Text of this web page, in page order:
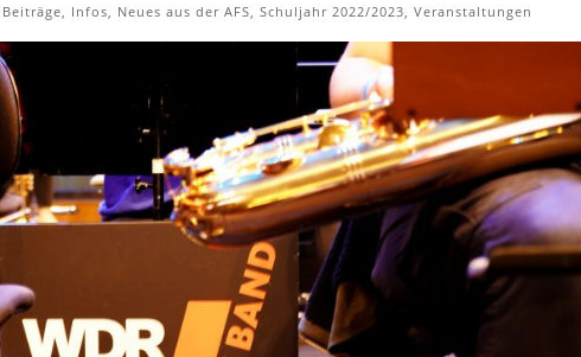
, Infos, Neues aus der AFS,Schuljahr 2022/2023,Veranstaltungen